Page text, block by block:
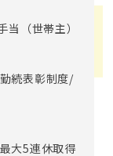
（世帯主）
続表彰制度/
大5連休取得